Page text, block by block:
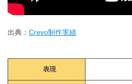
出典： Crevo制作実績
表現